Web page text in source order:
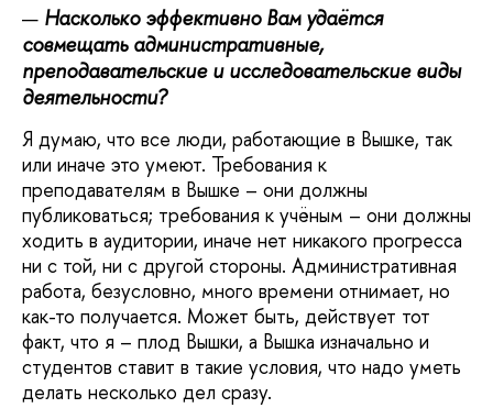
Насколько эффективно Вам удаётся
совмещать административные,
преподавательские и исследовательские виды
деятельности?
Я думаю, что все люди, работающие в Вышке, так
или иначе это умеют. Требования к
преподавателям в Вышке – они должны
публиковаться; требования к учёным – они должны
ходить в аудитории, иначе нет никакого прогресса
ни с той, ни с другой стороны. Административная
работа, безусловно, много времени отнимает, но
как-то получается. Может быть, действует тот
факт, что я – плод Вышки, а Вышка изначально и
студентов ставит в такие условия, что надо уметь
делать несколько дел сразу.